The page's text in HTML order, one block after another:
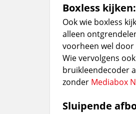
Boxless
Ook wie boxless
alleen
voorheen wel door
Wie vervolgens
bruikleendecoder
zonder Mediabox
Sluipende